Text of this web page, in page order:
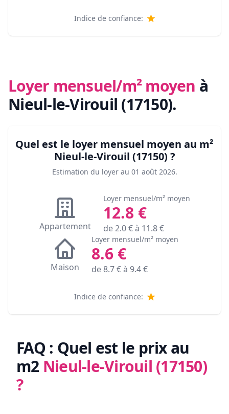
Indice de confiance:
Loyer mensuel/m² moyen à
Nieul-le-Virouil (17150).
Quel est le loyer mensuel moyen au m²
Nieul-le-Virouil (17150) ?
Estimation du loyer au 01 août 2026.
Appartement
Loyer mensuel/m² moyen
12.8 €
de2.0€ à 11.8€
Maison
Loyer mensuel/m² moyen
8.6 €
de8.7€ à 9.4€
Indice de confiance:
FAQ : Quel est le prix au
m2 Nieul-le-Virouil (17150)
?